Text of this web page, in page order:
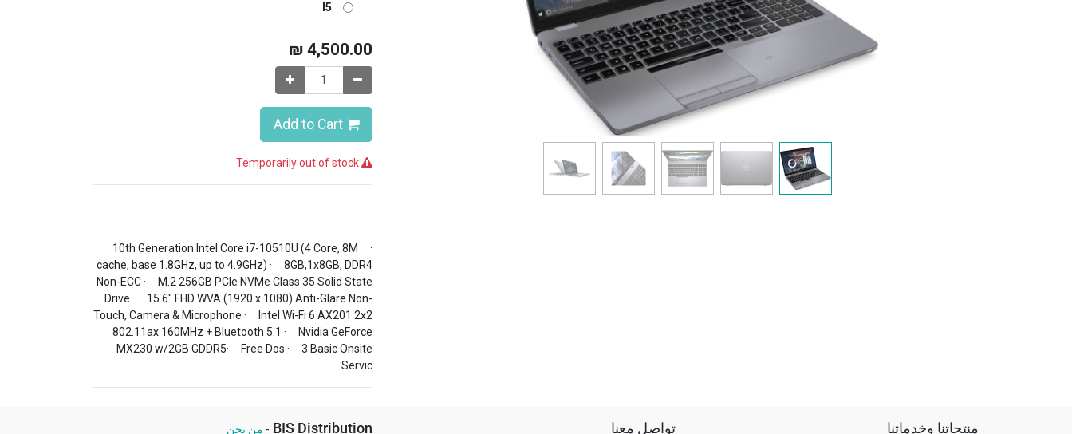
I5
4,500.00
₪
· 10th Generation Intel Core i7-10510U (4 Core, 8M
cache, base 1.8GHz, up to 4.9GHz) · 8GB,1x8GB, DDR4
Non-ECC · M.2 256GB PCIe NVMe Class 35 Solid State
Drive · 15.6" FHD WVA (1920 x 1080) Anti-Glare Non-
Touch, Camera & Microphone · Intel Wi-Fi 6 AX201 2x2
802.11ax 160MHz + Bluetooth 5.1 · Nvidia GeForce
MX230 w/2GB GDDR5· Free Dos · 3 Basic Onsite
Servic
منتجاتنا وخدماتنا تواصل معنا BIS Distribution
- من نحن